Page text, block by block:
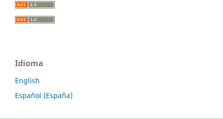
Idioma
English
Español (España)